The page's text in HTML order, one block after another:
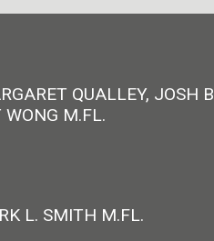
QUALLEY, JOSH
WONG M.FL.
L. SMITH M.FL.